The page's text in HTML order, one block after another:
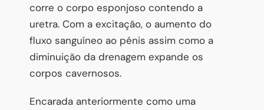
corre o corpo esponjoso contendo a
uretra. Com a excitação, o aumento do
fluxo sanguíneo ao pénis assim como a
diminuição da drenagem expande os
corpos cavernosos.
Encarada anteriormente como uma